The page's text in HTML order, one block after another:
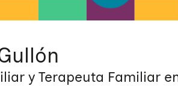
y Terapeuta Familiar